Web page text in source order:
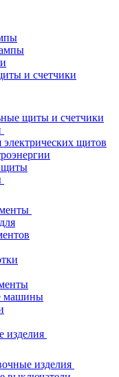
и счетчики
щиты и счетчики
электрических щитов
щиты
машины
изделия
изделия